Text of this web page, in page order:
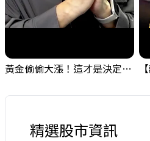
黃金偷偷大漲！這才是決定台股生死的「真風向球」！｜Mr.Jimmy高志銘 #黃金 #美元指數 #聯準會
精選股市資訊